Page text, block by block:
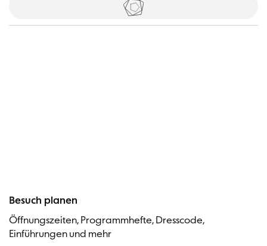
Tickets
Besuch planen
Öffnungszeiten, Programmhefte, Dresscode,
Einführungen und mehr